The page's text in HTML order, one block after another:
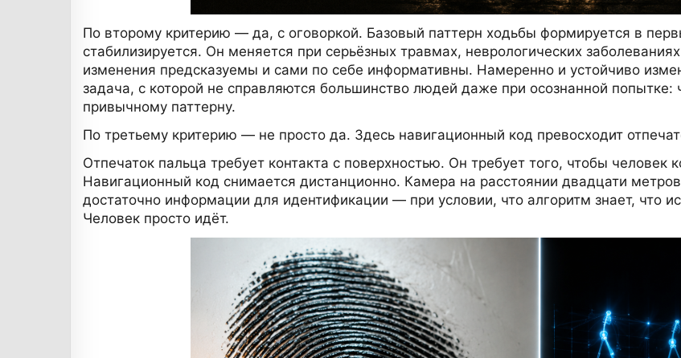
По второму критерию — да, с оговоркой. Базовый паттерн ходьбы формируется в
стабилизируется. Он меняется при серьёзных травмах, неврологических
изменения предсказуемы и сами по себе информативны. Намеренно и устойчиво
задача, с которой не справляются большинство людей даже при осознанной попытке:
привычному паттерну.
По третьему критерию — не просто да. Здесь навигационный код превосходит
Отпечаток пальца требует контакта с поверхностью. Он требует того, чтобы человек
Навигационный код снимается дистанционно. Камера на расстоянии двадцати
достаточно информации для идентификации — при условии, что алгоритм знает, что
Человек просто идёт.